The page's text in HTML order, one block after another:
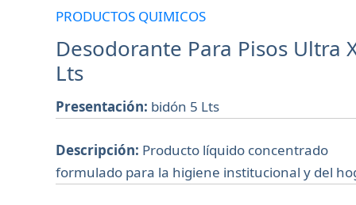
PRODUCTOS QUIMICOS
Desodorante Para Pisos Ultra
Lts
Presentación: bidón 5 Lts
Descripción: Producto líquido concentrado
formulado para la higiene institucional y del
Pisos
X
5
Lts